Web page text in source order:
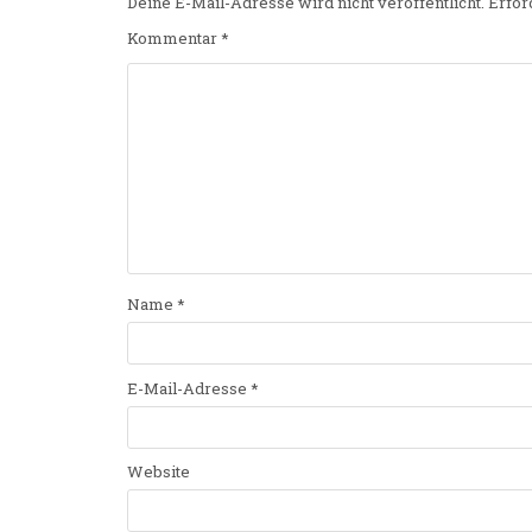
Kommentar*
Name *
E-Mail-Adresse *
Website